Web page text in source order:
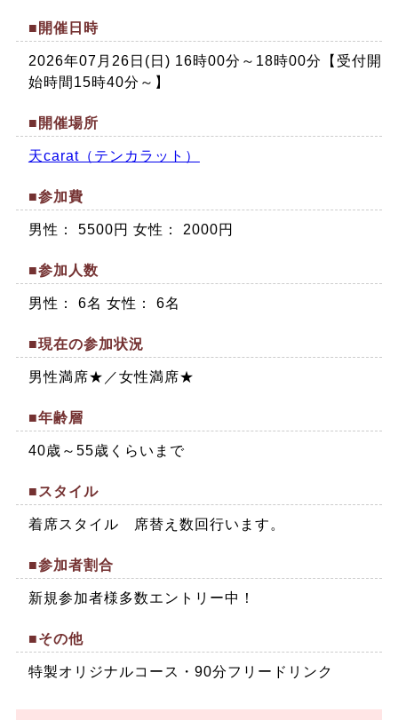
■開催日時
2026年07月26日(日) 16時00分～18時00分【受付開
始時間15時40分～】
■開催場所
天carat（テンカラット）
■参加費
男性： 5500円 女性： 2000円
■参加人数
男性： 6名 女性： 6名
■現在の参加状況
男性満席★／女性満席★
■年齢層
40歳～55歳くらいまで
■スタイル
着席スタイル 席替え数回行います。
■参加者割合
新規参加者様多数エントリー中！
■その他
特製オリジナルコース・90分フリードリンク